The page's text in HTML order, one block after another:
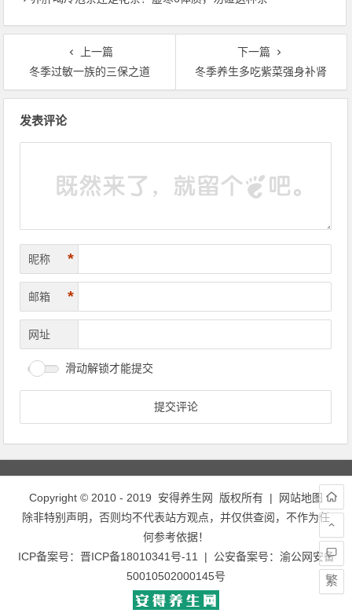
上一篇
冬季过敏一族的三保之道
下一篇
冬季养生多吃紫菜强身补肾
发表评论
昵称 *
邮箱 *
网址
滑动解锁才能提交
Copyright © 2010 - 2019 安得养生网 版权所有 |
网站地图
除非特别声明，否则均不代表站方观点，并仅供查阅，不作为任
何参考依据！
ICP备案号： 晋ICP备18010341号-11 | 公安备案号： 渝公网安备
50010502000145号
繁